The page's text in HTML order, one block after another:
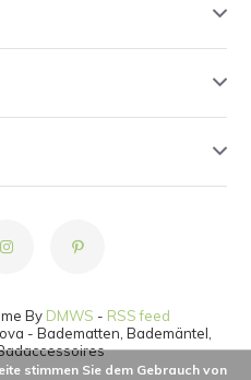
By DMWS - RSS feed
- Badematten, Bademäntel,
stimmen Sie dem Gebrauch von